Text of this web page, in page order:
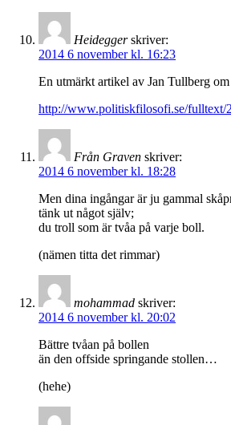
Heidegger skriver:
2014 6 november kl. 16:23
En utmärkt artikel av Jan Tullberg
http://www.politiskfilosofi.se/fulltext/
Från Graven skriver:
2014 6 november kl. 18:28
Men dina ingångar är ju gammal
tänk ut något själv;
du troll som är tvåa på varje boll.
(nämen titta det rimmar)
mohammad skriver:
2014 6 november kl. 20:02
Bättre tvåan på bollen
än den offside springande stollen…
(hehe)